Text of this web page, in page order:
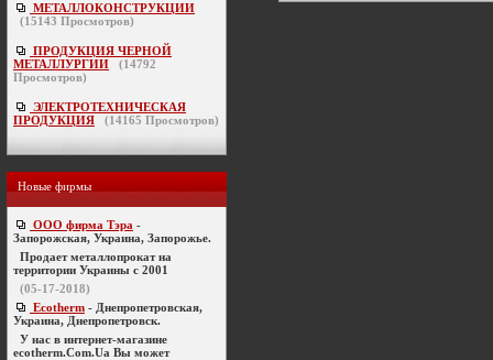
МЕТАЛЛОКОНСТРУКЦИИ
(15143 Просмотров)
ПРОДУКЦИЯ ЧЕРНОЙ
МЕТАЛЛУРГИИ
(14792
Просмотров)
ЭЛЕКТРОТЕХНИЧЕСКАЯ
ПРОДУКЦИЯ
(14165 Просмотров)
Новые фирмы
ООО фирма Тэра -
Запорожская, Украина, Запорожье.
Продает металлопрокат на
территории Украины с 2001
(05-17-2018)
Ecotherm - Днепропетровская,
Украина, Днепропетровск.
У нас в интернет-магазине
ecotherm.Com.Ua Вы может